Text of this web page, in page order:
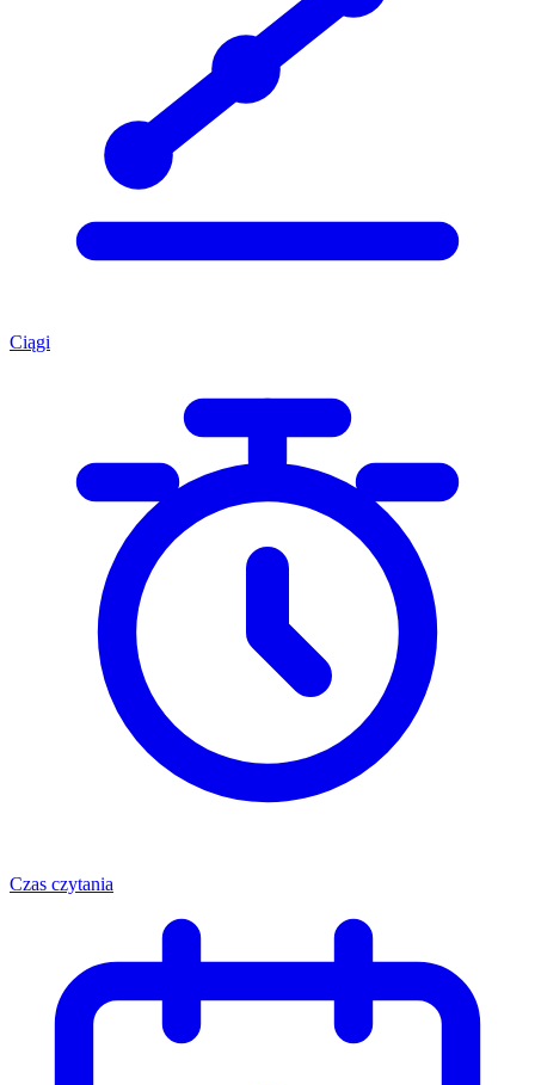
Ciągi
Czas czytania